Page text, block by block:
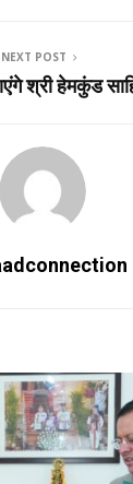
NEXT POST
श्री हेमकुंड